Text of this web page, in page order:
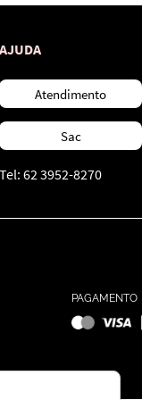
AJUDA
Atendimento
Sac
Tel: 62 3952-8270
PAGAMENTO